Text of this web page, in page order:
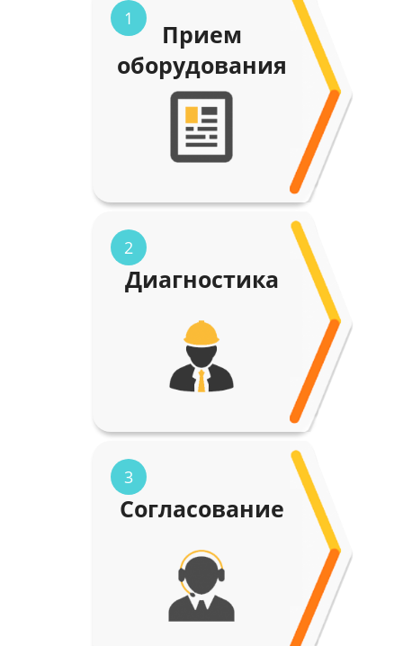
1
Прием
оборудования
2
Диагностика
3
Согласование